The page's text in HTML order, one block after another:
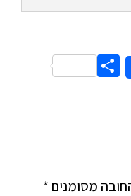
Share
מסומנים *